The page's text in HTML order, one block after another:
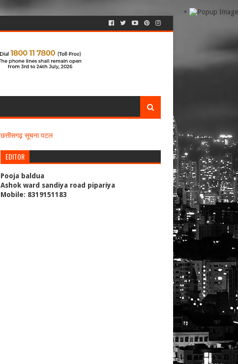
×
छत्तीसगढ़ सूचना पटल
EDITOR
Pooja baldua
Ashok ward sandiya road pipariya
Mobile: 8319151183